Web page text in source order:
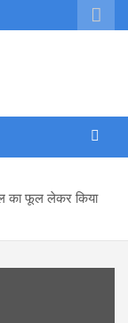
का फूल लेकर किया